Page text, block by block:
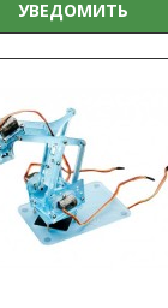
УВЕДОМИТЬ